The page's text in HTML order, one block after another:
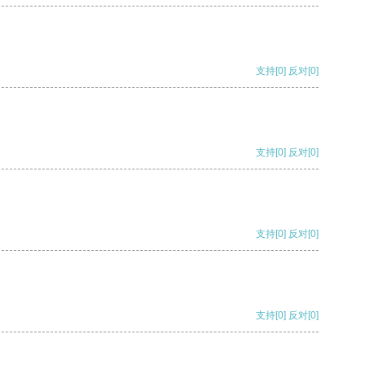
支持[0] 反对[0]
支持[0] 反对[0]
支持[0] 反对[0]
支持[0] 反对[0]